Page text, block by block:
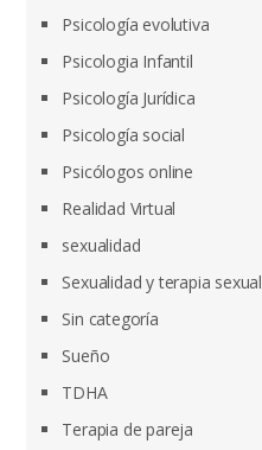
Psicología evolutiva
Psicologia Infantil
Psicología Jurídica
Psicología social
Psicólogos online
Realidad Virtual
sexualidad
Sexualidad y terapia sexual
Sin categoría
Sueño
TDHA
Terapia de pareja